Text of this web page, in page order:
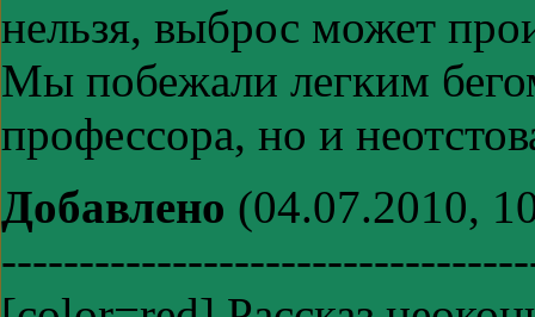
нельзя, выброс может
Мы побежали легким
профессора, но и
Добавлено (04.07.2010,